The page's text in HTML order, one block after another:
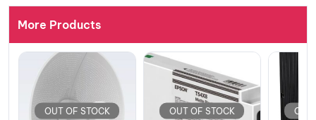
More Products
OUT OF STOCK OUT OF STOCK OUT